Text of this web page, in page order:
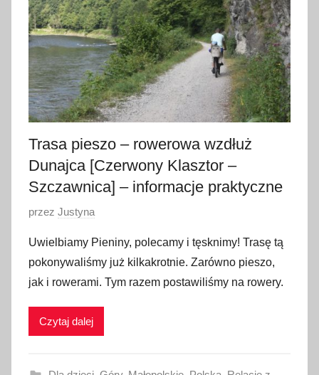
r
p
n
i
a
2
0
2
Trasa pieszo – rowerowa wzdłuż
Dunajca [Czerwony Klasztor –
Szczawnica] – informacje praktyczne
O
u
b
l
i
przez Justyna
Uwielbiamy Pieniny, polecamy i tęsknimy! Trasę tą
pokonywaliśmy już kilkakrotnie. Zarówno pieszo,
jak i rowerami. Tym razem postawiliśmy na rowery.
Czytaj dalej